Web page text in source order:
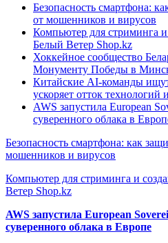
Безопасность смартфона:
от мошенников и вирусов
Компьютер для стриминга и
Белый Ветер Shop.kz
Хоккейное сообщество
Монументу Победы в
Китайские AI-команды
ускоряет отток технологий
AWS запустила European
суверенного облака в
Безопасность смартфона: как
мошенников и вирусов
Компьютер для стриминга и
Ветер Shop.kz
AWS запустила European
суверенного облака в Европе